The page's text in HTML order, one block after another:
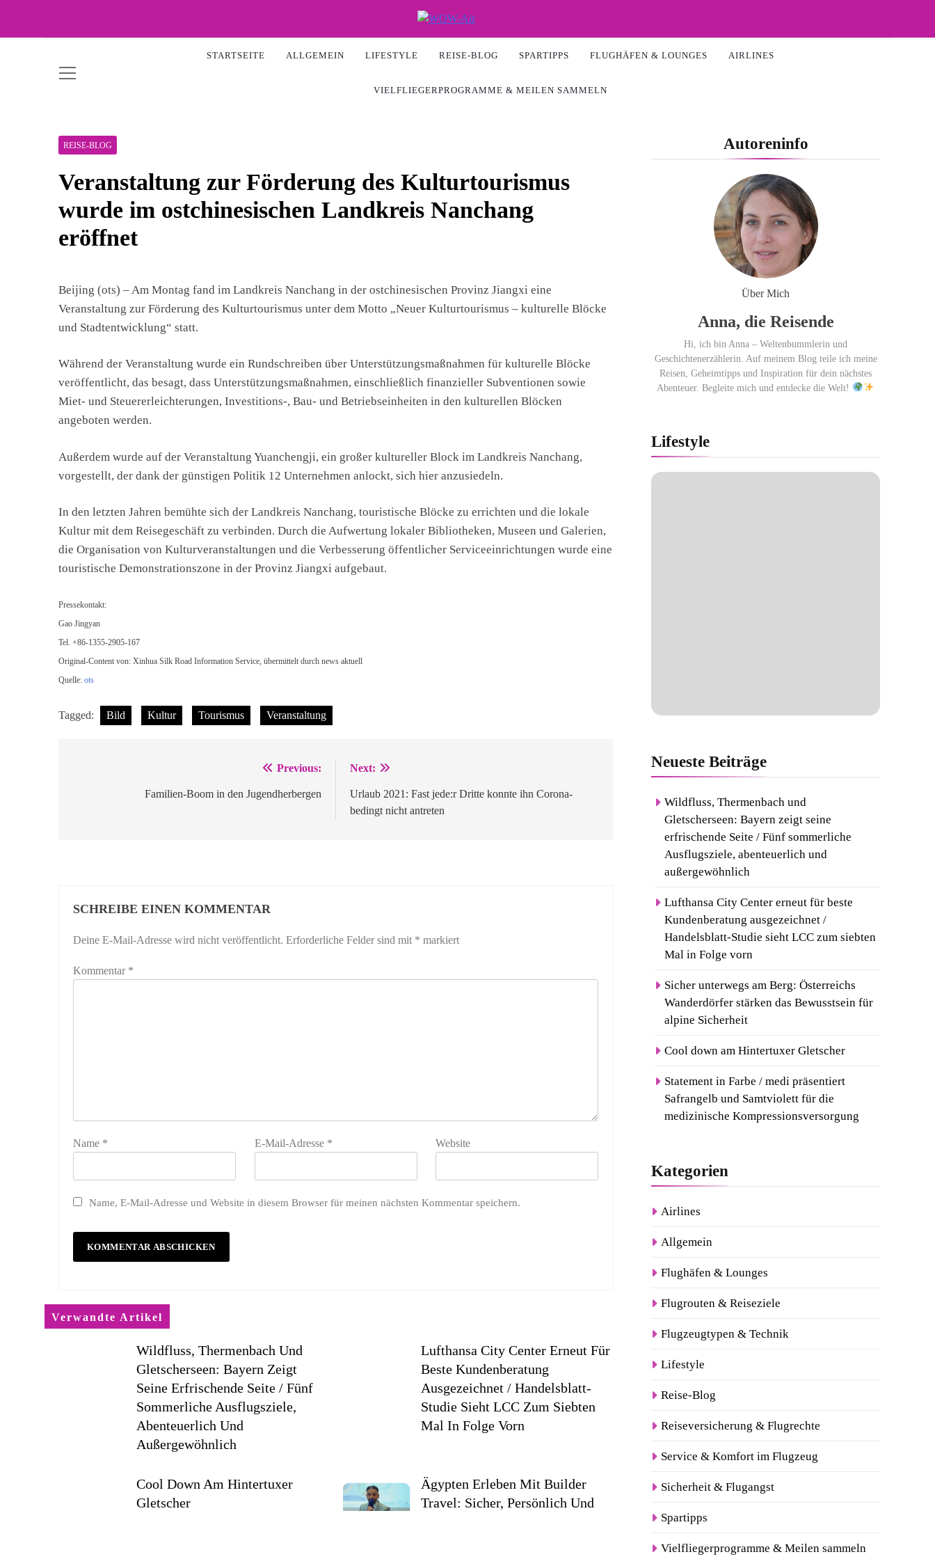
content
WOW-Air
STARTSEITE ALLGEMEIN LIFESTYLE REISE-BLOG SPARTIPPS FLUGHÄFEN & LOUNGES AIRLINES
VIELFLIEGERPROGRAMME & MEILEN SAMMELN
REISE-BLOG
Veranstaltung zur Förderung des Kulturtourismus
wurde im ostchinesischen Landkreis Nanchang
eröffnet
Beijing (ots) – Am Montag fand im Landkreis Nanchang in der ostchinesischen Provinz Jiangxi eine
Veranstaltung zur Förderung des Kulturtourismus unter dem Motto „Neuer Kulturtourismus – kulturelle Blöcke
und Stadtentwicklung“ statt.
Während der Veranstaltung wurde ein Rundschreiben über Unterstützungsmaßnahmen für kulturelle Blöcke
veröffentlicht, das besagt, dass Unterstützungsmaßnahmen, einschließlich finanzieller Subventionen sowie
Miet- und Steuererleichterungen, Investitions-, Bau- und Betriebseinheiten in den kulturellen Blöcken
angeboten werden.
Außerdem wurde auf der Veranstaltung Yuanchengji, ein großer kultureller Block im Landkreis Nanchang,
vorgestellt, der dank der günstigen Politik 12 Unternehmen anlockt, sich hier anzusiedeln.
In den letzten Jahren bemühte sich der Landkreis Nanchang, touristische Blöcke zu errichten und die lokale
Kultur mit dem Reisegeschäft zu verbinden. Durch die Aufwertung lokaler Bibliotheken, Museen und Galerien,
die Organisation von Kulturveranstaltungen und die Verbesserung öffentlicher Serviceeinrichtungen wurde eine
touristische Demonstrationszone in der Provinz Jiangxi aufgebaut.
Pressekontakt:
Gao Jingyan
Tel. +86-1355-2905-167
Original-Content von: Xinhua Silk Road Information Service, übermittelt durch news aktuell
Quelle: ots
Tagged: Bild Kultur Tourismus Veranstaltung
Previous:
Familien-Boom in den Jugendherbergen
Next:
Urlaub 2021: Fast jede:r Dritte konnte ihn Corona-
bedingt nicht antreten
SCHREIBE EINEN KOMMENTAR
Deine E-Mail-Adresse wird nicht veröffentlicht. Erforderliche Felder sind mit * markiert
Kommentar *
Name * E-Mail-Adresse * Website
Name, E-Mail-Adresse und Website in diesem Browser für meinen nächsten Kommentar speichern.
Verwandte Artikel
Wildfluss, Thermenbach Und
Gletscherseen: Bayern Zeigt
Seine Erfrischende Seite / Fünf
Sommerliche Ausflugsziele,
Abenteuerlich Und
Außergewöhnlich
Lufthansa City Center Erneut Für
Beste Kundenberatung
Ausgezeichnet / Handelsblatt-
Studie Sieht LCC Zum Siebten
Mal In Folge Vorn
Cool Down Am Hintertuxer
Gletscher
Ägypten Erleben Mit Builder
Travel: Sicher, Persönlich Und
Autoreninfo
Über Mich
Anna, die Reisende
Hi, ich bin Anna – Weltenbummlerin und
Geschichtenerzählerin. Auf meinem Blog teile ich meine
Reisen, Geheimtipps und Inspiration für dein nächstes
Abenteuer. Begleite mich und entdecke die Welt!
Lifestyle
NeuesteBeiträge
Wildfluss, Thermenbach und
Gletscherseen: Bayern zeigt seine
erfrischende Seite / Fünf sommerliche
Ausflugsziele, abenteuerlich und
außergewöhnlich
Lufthansa City Center erneut für beste
Kundenberatung ausgezeichnet /
Handelsblatt-Studie sieht LCC zum siebten
Mal in Folge vorn
Sicher unterwegs am Berg: Österreichs
Wanderdörfer stärken das Bewusstsein für
alpine Sicherheit
Cool down am Hintertuxer Gletscher
Statement in Farbe / medi präsentiert
Safrangelb und Samtviolett für die
medizinische Kompressionsversorgung
Kategorien
Airlines
Allgemein
Flughäfen & Lounges
Flugrouten & Reiseziele
Flugzeugtypen & Technik
Lifestyle
Reise-Blog
Reiseversicherung & Flugrechte
Service & Komfort im Flugzeug
Sicherheit & Flugangst
Spartipps
Vielfliegerprogramme & Meilen sammeln